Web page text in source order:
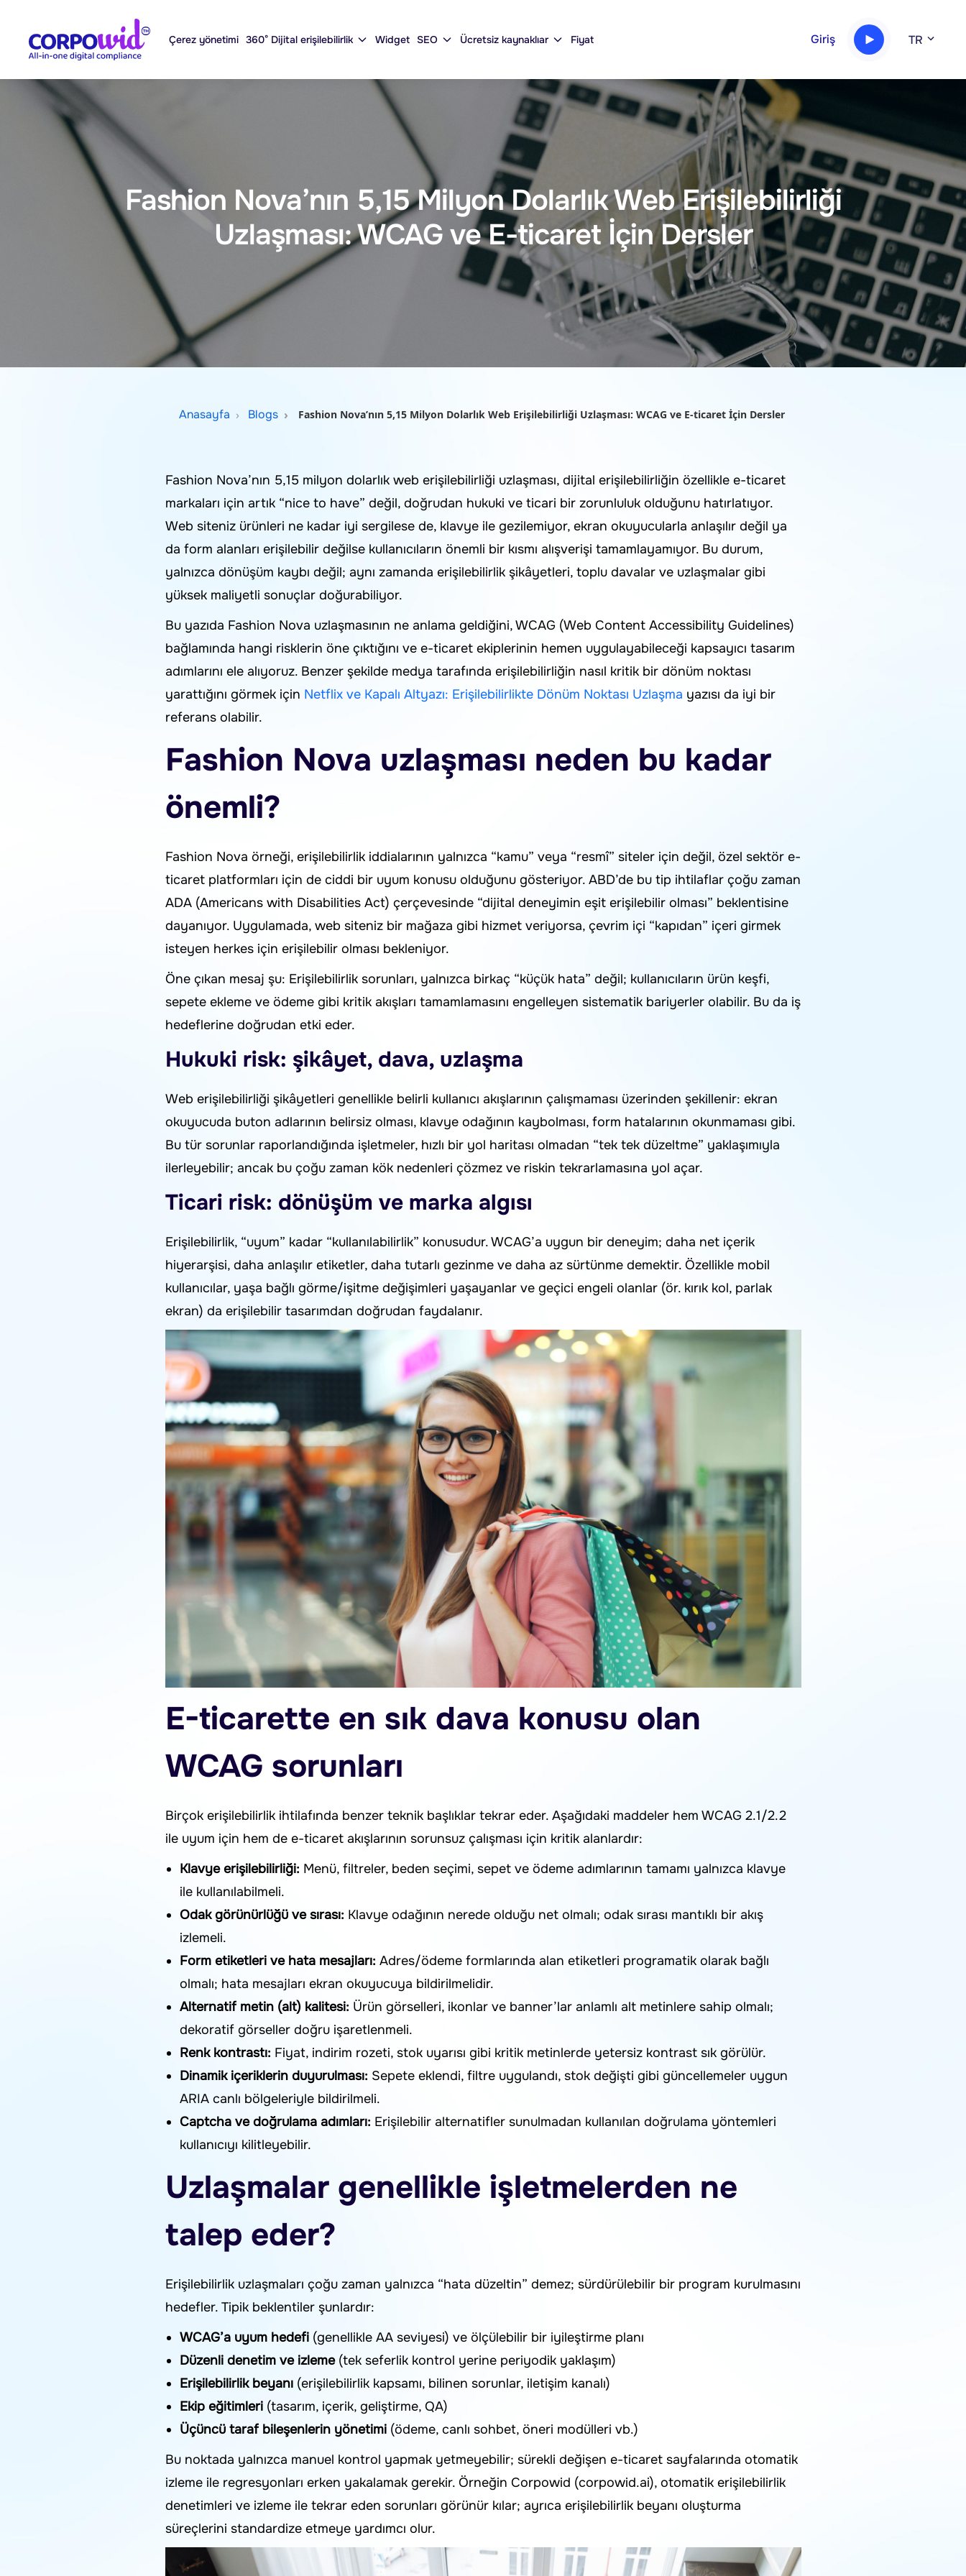
Çerez yönetimi 360° Dijital erişilebilirlik Widget SEO Ücretsiz kaynaklıar Fiyat Giriş TR
Fashion Nova’nın 5,15 Milyon Dolarlık Web Erişilebilirliği
Uzlaşması: WCAG ve E-ticaret İçin Dersler
Anasayfa Blogs Fashion Nova’nın 5,15 Milyon Dolarlık Web Erişilebilirliği Uzlaşması: WCAG ve E-ticaret İçin Dersler
Fashion Nova’nın 5,15 milyon dolarlık web erişilebilirliği uzlaşması, dijital erişilebilirliğin özellikle e-ticaret
markaları için artık “nice to have” değil, doğrudan hukuki ve ticari bir zorunluluk olduğunu hatırlatıyor.
Web siteniz ürünleri ne kadar iyi sergilese de, klavye ile gezilemiyor, ekran okuyucularla anlaşılır değil ya
da form alanları erişilebilir değilse kullanıcıların önemli bir kısmı alışverişi tamamlayamıyor. Bu durum,
yalnızca dönüşüm kaybı değil; aynı zamanda erişilebilirlik şikâyetleri, toplu davalar ve uzlaşmalar gibi
yüksek maliyetli sonuçlar doğurabiliyor.
Bu yazıda Fashion Nova uzlaşmasının ne anlama geldiğini, WCAG (Web Content Accessibility Guidelines)
bağlamında hangi risklerin öne çıktığını ve e-ticaret ekiplerinin hemen uygulayabileceği kapsayıcı tasarım
adımlarını ele alıyoruz. Benzer şekilde medya tarafında erişilebilirliğin nasıl kritik bir dönüm noktası
yarattığını görmek için Netflix ve Kapalı Altyazı: Erişilebilirlikte Dönüm Noktası Uzlaşma yazısı da iyi bir
referans olabilir.
Fashion Nova uzlaşması neden bu kadar
önemli?
Fashion Nova örneği, erişilebilirlik iddialarının yalnızca “kamu” veya “resmî” siteler için değil, özel sektör e-
ticaret platformları için de ciddi bir uyum konusu olduğunu gösteriyor. ABD’de bu tip ihtilaflar çoğu zaman
ADA (Americans with Disabilities Act) çerçevesinde “dijital deneyimin eşit erişilebilir olması” beklentisine
dayanıyor. Uygulamada, web siteniz bir mağaza gibi hizmet veriyorsa, çevrim içi “kapıdan” içeri girmek
isteyen herkes için erişilebilir olması bekleniyor.
Öne çıkan mesaj şu: Erişilebilirlik sorunları, yalnızca birkaç “küçük hata” değil; kullanıcıların ürün keşfi,
sepete ekleme ve ödeme gibi kritik akışları tamamlamasını engelleyen sistematik bariyerler olabilir. Bu da iş
hedeflerine doğrudan etki eder.
Hukuki risk: şikâyet, dava, uzlaşma
Web erişilebilirliği şikâyetleri genellikle belirli kullanıcı akışlarının çalışmaması üzerinden şekillenir: ekran
okuyucuda buton adlarının belirsiz olması, klavye odağının kaybolması, form hatalarının okunmaması gibi.
Bu tür sorunlar raporlandığında işletmeler, hızlı bir yol haritası olmadan “tek tek düzeltme” yaklaşımıyla
ilerleyebilir; ancak bu çoğu zaman kök nedenleri çözmez ve riskin tekrarlamasına yol açar.
Ticari risk: dönüşüm ve marka algısı
Erişilebilirlik, “uyum” kadar “kullanılabilirlik” konusudur. WCAG’a uygun bir deneyim; daha net içerik
hiyerarşisi, daha anlaşılır etiketler, daha tutarlı gezinme ve daha az sürtünme demektir. Özellikle mobil
kullanıcılar, yaşa bağlı görme/işitme değişimleri yaşayanlar ve geçici engeli olanlar (ör. kırık kol, parlak
ekran) da erişilebilir tasarımdan doğrudan faydalanır.
E-ticarette en sık dava konusu olan
WCAG sorunları
Birçok erişilebilirlik ihtilafında benzer teknik başlıklar tekrar eder. Aşağıdaki maddeler hem WCAG 2.1/2.2
ile uyum için hem de e-ticaret akışlarının sorunsuz çalışması için kritik alanlardır:
Klavye erişilebilirliği: Menü, filtreler, beden seçimi, sepet ve ödeme adımlarının tamamı yalnızca klavye
ile kullanılabilmeli.
Odak görünürlüğü ve sırası: Klavye odağının nerede olduğu net olmalı; odak sırası mantıklı bir akış
izlemeli.
Form etiketleri ve hata mesajları: Adres/ödeme formlarında alan etiketleri programatik olarak bağlı
olmalı; hata mesajları ekran okuyucuya bildirilmelidir.
Alternatif metin (alt) kalitesi: Ürün görselleri, ikonlar ve banner’lar anlamlı alt metinlere sahip olmalı;
dekoratif görseller doğru işaretlenmeli.
Renk kontrastı: Fiyat, indirim rozeti, stok uyarısı gibi kritik metinlerde yetersiz kontrast sık görülür.
Dinamik içeriklerin duyurulması: Sepete eklendi, filtre uygulandı, stok değişti gibi güncellemeler uygun
ARIA canlı bölgeleriyle bildirilmeli.
Captcha ve doğrulama adımları: Erişilebilir alternatifler sunulmadan kullanılan doğrulama yöntemleri
kullanıcıyı kilitleyebilir.
Uzlaşmalar genellikle işletmelerden ne
talep eder?
Erişilebilirlik uzlaşmaları çoğu zaman yalnızca “hata düzeltin” demez; sürdürülebilir bir program kurulmasını
hedefler. Tipik beklentiler şunlardır:
WCAG’a uyum hedefi(genellikle AA seviyesi) ve ölçülebilir bir iyileştirme planı
Düzenli denetim ve izleme(tek seferlik kontrol yerine periyodik yaklaşım)
Erişilebilirlik beyanı(erişilebilirlik kapsamı, bilinen sorunlar, iletişim kanalı)
Ekip eğitimleri(tasarım, içerik, geliştirme, QA)
Üçüncü taraf bileşenlerin yönetimi(ödeme, canlı sohbet, öneri modülleri vb.)
Bu noktada yalnızca manuel kontrol yapmak yetmeyebilir; sürekli değişen e-ticaret sayfalarında otomatik
izleme ile regresyonları erken yakalamak gerekir. Örneğin Corpowid (corpowid.ai), otomatik erişilebilirlik
denetimleri ve izleme ile tekrar eden sorunları görünür kılar; ayrıca erişilebilirlik beyanı oluşturma
süreçlerini standardize etmeye yardımcı olur.